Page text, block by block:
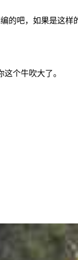
的吧，如果是这样
个牛吹大了。